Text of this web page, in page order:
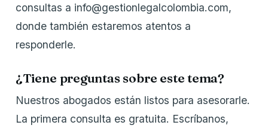
consultas a info@gestionlegalcolombia.com,
donde también estaremos atentos a
responderle.
¿Tiene preguntas sobre este tema?
Nuestros abogados están listos para asesorarle.
La primera consulta es gratuita. Escríbanos,